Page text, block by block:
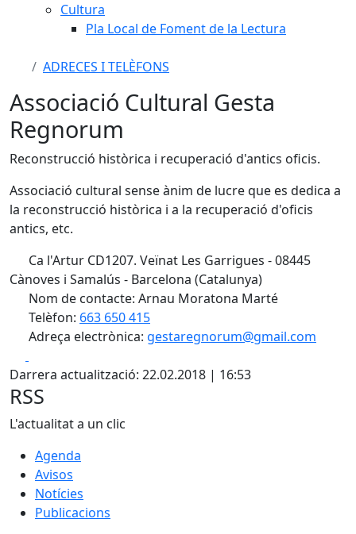
Cultura
Pla Local de Foment de la Lectura
ADRECES I TELÈFONS
Associació Cultural Gesta
Regnorum
Reconstrucció històrica i recuperació d'antics oficis.
Associació cultural sense ànim de lucre que es dedica a
la reconstrucció històrica i a la recuperació d'oficis
antics, etc.
Ca l'Artur CD1207. Veïnat Les Garrigues - 08445
Cànoves i Samalús - Barcelona (Catalunya)
Nom de contacte: Arnau Moratona Marté
Telèfon: 663 650 415
Adreça electrònica: gestaregnorum@gmail.com
Darrera actualització: 22.02.2018 | 16:53
RSS
L'actualitat a un clic
Agenda
Avisos
Notícies
Publicacions